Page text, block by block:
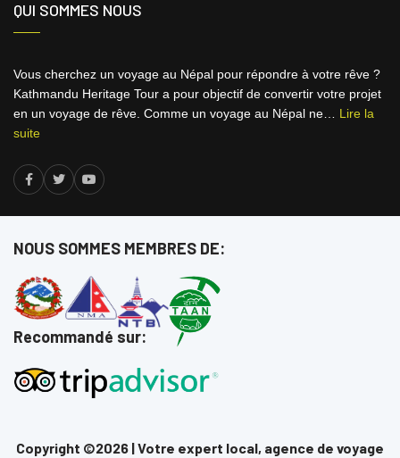
QUI SOMMES NOUS
Vous cherchez un voyage au Népal pour répondre à votre rêve ?
Kathmandu Heritage Tour a pour objectif de convertir votre projet
en un voyage de rêve. Comme un voyage au Népal ne… Lire la
suite
NOUS SOMMES MEMBRES DE:
Recommandé sur:
Copyright ©2026 | Votre expert local, agence de voyage